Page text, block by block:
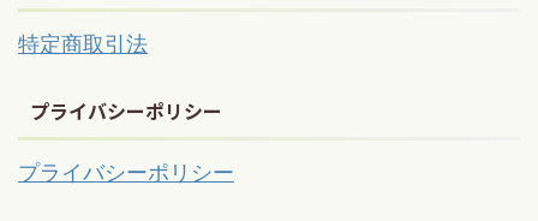
特定商取引法
プライバシーポリシー
プライバシーポリシー